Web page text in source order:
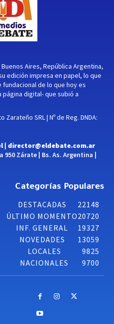
Aires, República Argentina,
edición impresa en papel, lo que
de lo que hoy es
página digital- que subió a
Zarateño SRL | Nº de Reg. DNDA:
| director@eldebate.com.ar
Zárate | Bs. As. Argentina |
Categorías Populares
DESTACADAS
22148
ÚLTIMO MOMENTO20720
INF. GENERAL
19327
NOVEDADES
13059
LOCALES
9825
NACIONALES
9700